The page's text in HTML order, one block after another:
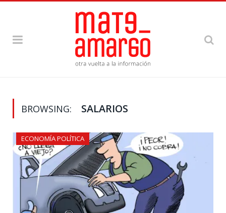
BROWSING: SALARIOS
ECONOMÍA POLÍTICA